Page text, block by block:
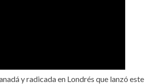
y radicada en Londrés que lanzó este